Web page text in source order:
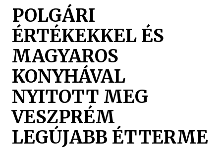
POLGÁRI
ÉRTÉKEKKEL ÉS
MAGYAROS
KONYHÁVAL
NYITOTT MEG
VESZPRÉM
LEGÚJABB ÉTTERME